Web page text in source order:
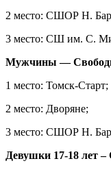
2 место: СШОР Н.
3 место: СШ им. С.
Мужчины —
1 место: Томск-Старт;
2 место: Дворяне;
3 место: СШОР Н.
Девушки 17-18 лет